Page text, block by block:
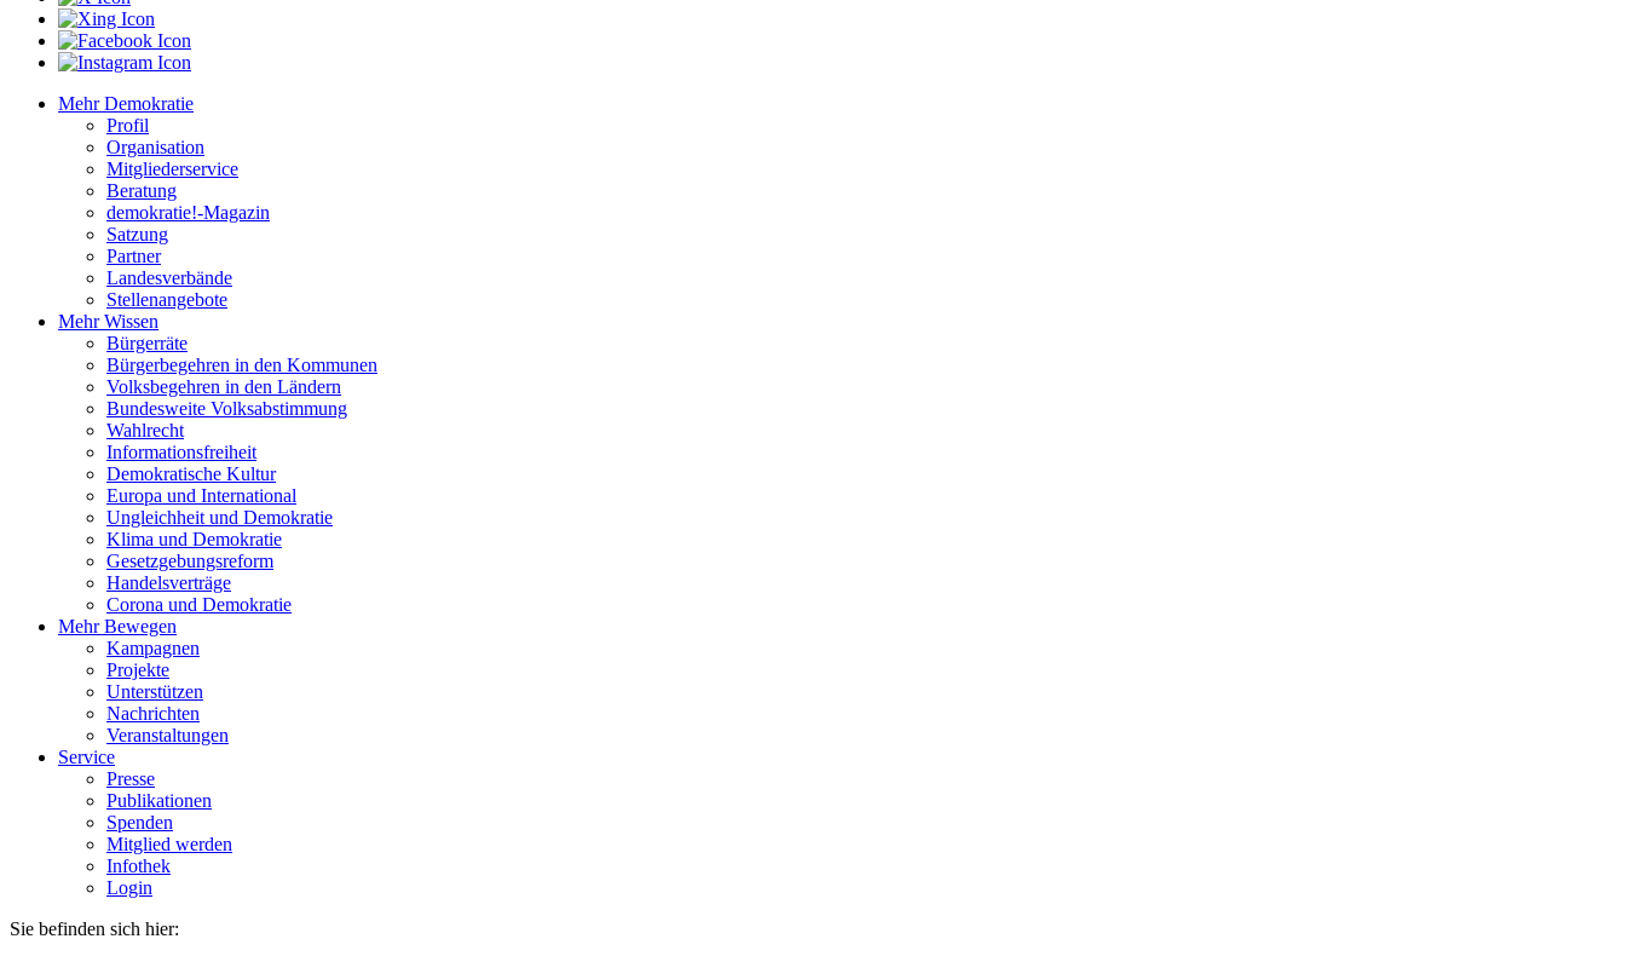
Mehr Demokratie
Profil
Organisation
Mitgliederservice
Beratung
demokratie!-Magazin
Satzung
Partner
Landesverbände
Stellenangebote
Mehr Wissen
Bürgerräte
Bürgerbegehren in den Kommunen
Volksbegehren in den Ländern
Bundesweite Volksabstimmung
Wahlrecht
Informationsfreiheit
Demokratische Kultur
Europa und International
Ungleichheit und Demokratie
Klima und Demokratie
Gesetzgebungsreform
Handelsverträge
Corona und Demokratie
Mehr Bewegen
Kampagnen
Projekte
Unterstützen
Nachrichten
Veranstaltungen
Service
Presse
Publikationen
Spenden
Mitglied werden
Infothek
Login
Sie befinden sich hier: